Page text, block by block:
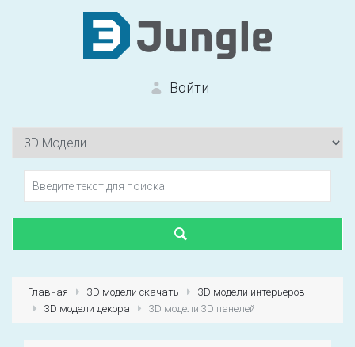
Войти
Первый раз?
Главная 3D модели скачать
3D модели интерьеров
3D модели декора
3D модели 3D панелей